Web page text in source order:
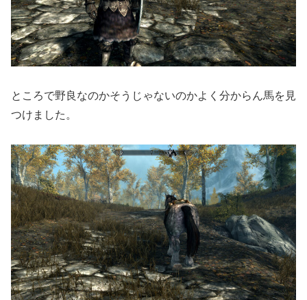
ところで野良なのかそうじゃないのかよく分からん馬を見
つけました。